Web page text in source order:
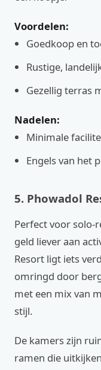
Voordelen:
Goedkoop en
Rustige,
Gezellig terras
Nadelen:
Minimale
Engels van het
5. Phowadol
Perfect voor solo-
geld liever aan
Resort ligt iets
omringd door
met een mix van
stijl.
De kamers zijn
ramen die